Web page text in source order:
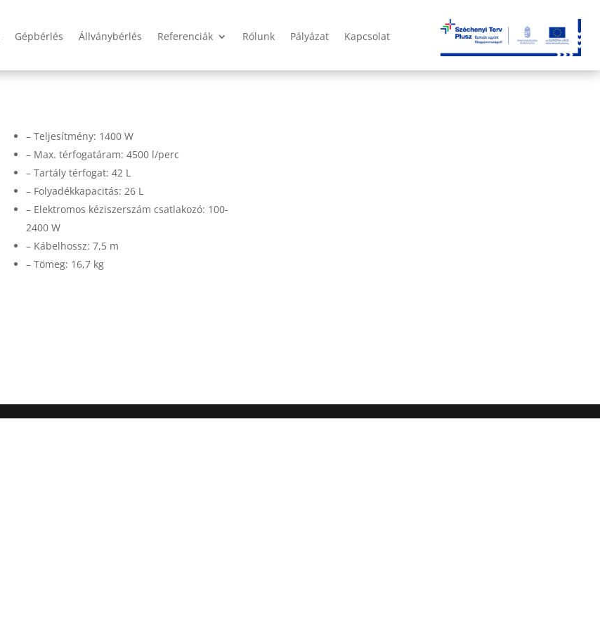
Gépbérlés Állványbérlés Referenciák Rólunk Pályázat Kapcsolat
– Teljesítmény: 1400 W
– Max. térfogatáram: 4500 l/perc
– Tartály térfogat: 42 L
– Folyadékkapacitás: 26 L
– Elektromos kéziszerszám csatlakozó: 100-
2400 W
– Kábelhossz: 7,5 m
– Tömeg: 16,7 kg